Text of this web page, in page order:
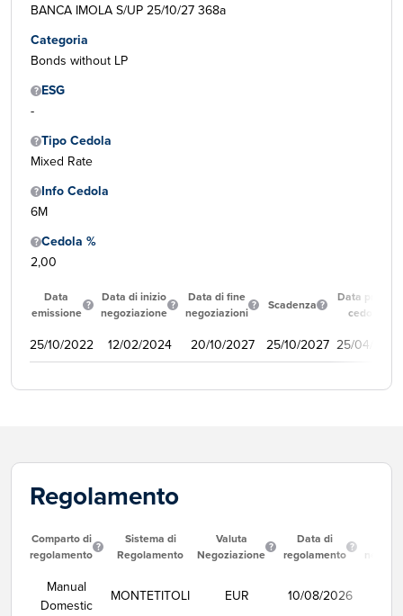
BANCA IMOLA S/UP 25/10/27 368a
Categoria
Bonds without LP
ESG
-
Tipo Cedola
Mixed Rate
Info Cedola
6M
Cedola %
2,00
Data
emissione
Data di inizio
negoziazione
Data di fine
negoziazioni
Scadenza
Data prima
cedola
25/10/2022 12/02/2024 20/10/2027 25/10/2027 25/04/2023
Regolamento
Comparto di
regolamento
Sistema di
Regolamento
Valuta
Negoziazione
Data di
regolamento
Manual
Domestic
MONTETITOLI EUR 10/08/2026